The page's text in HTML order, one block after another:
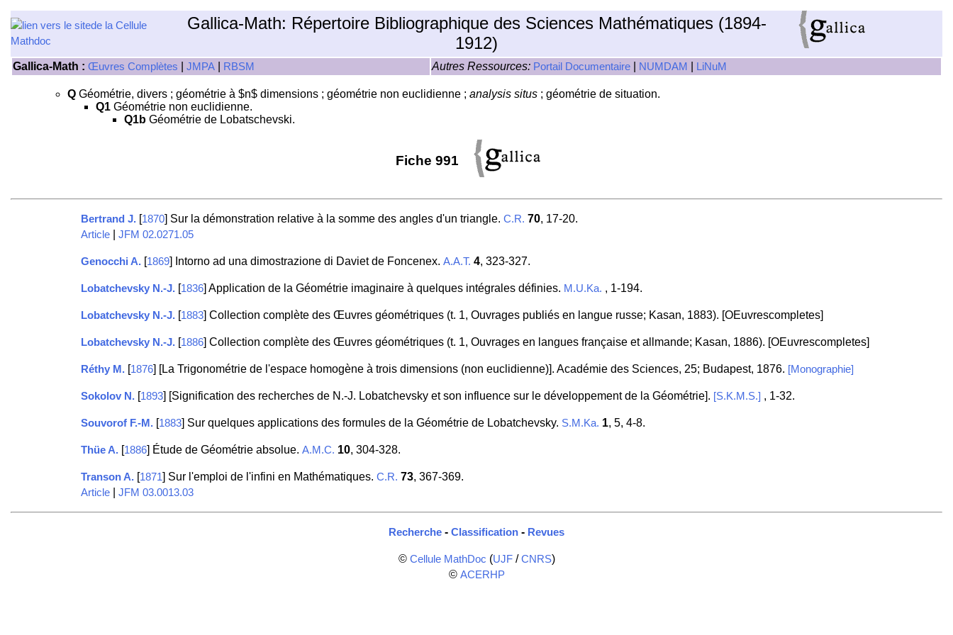
Gallica-Math: Répertoire Bibliographique des Sciences Mathématiques (1894-
1912)
Gallica-Math : Œuvres Complètes JMPA RBSM Autres Ressources: Portail Documentaire NUMDAM LiNuM
Q Géométrie, divers ; géométrie à $n$ dimensions ; géométrie non euclidienne ; analysis situs ; géométrie de situation.
Q1 Géométrie non euclidienne.
Q1b Géométrie de Lobatschevski.
Fiche 991
Bertrand J. [1870] Sur la démonstration relative à la somme des angles d'un triangle. C.R. 70, 17-20.
Article| JFM 02.0271.05
Genocchi A. [1869] Intorno ad una dimostrazione di Daviet de Foncenex. A.A.T. 4, 323-327.
Lobatchevsky N.-J. [1836] Application de la Géométrie imaginaire à quelques intégrales définies. M.U.Ka. , 1-194.
Lobatchevsky N.-J. [1883] Collection complète des Œuvres géométriques (t. 1, Ouvrages publiés en langue russe; Kasan, 1883). [OEuvrescompletes]
Lobatchevsky N.-J. [1886] Collection complète des Œuvres géométriques (t. 1, Ouvrages en langues française et allmande; Kasan, 1886). [OEuvrescompletes]
Réthy M. [1876] [La Trigonométrie de l'espace homogène à trois dimensions (non euclidienne)]. Académie des Sciences, 25; Budapest, 1876. [Monographie]
Sokolov N. [1893] [Signification des recherches de N.-J. Lobatchevsky et son influence sur le développement de la Géométrie]. [S.K.M.S.] , 1-32.
Souvorof F.-M. [1883] Sur quelques applications des formules de la Géométrie de Lobatchevsky. S.M.Ka. 1, 5, 4-8.
Thüe A. [1886] Étude de Géométrie absolue. A.M.C. 10, 304-328.
Transon A. [1871] Sur l'emploi de l'infini en Mathématiques. C.R. 73, 367-369.
Article| JFM 03.0013.03
Recherche - Classification - Revues
© Cellule MathDoc (UJF/CNRS)
© ACERHP